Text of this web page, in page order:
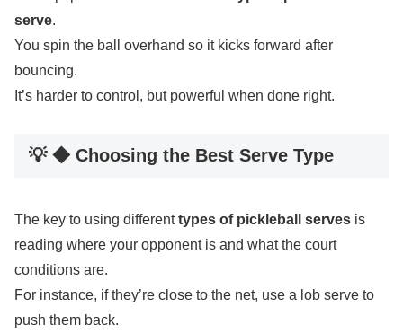
serve.
You spin the ball overhand so it kicks forward after
bouncing.
It’s harder to control, but powerful when done right.
💡 ◆ Choosing the Best Serve Type
The key to using differenttypes of pickleball serves is
reading where your opponent is and what the court
conditions are.
For instance, if they’re close to the net, use a lob serve to
push them back.